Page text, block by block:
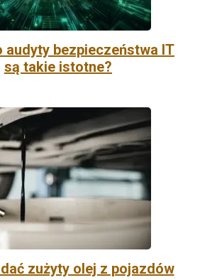
audyty bezpieczeństwa IT
są takie istotne?
zużyty olej z pojazdów